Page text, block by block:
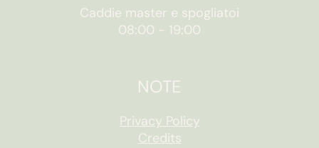
Caddie master e spogliatoi
08:00 - 19:00
NOTE
Privacy Policy
Credits